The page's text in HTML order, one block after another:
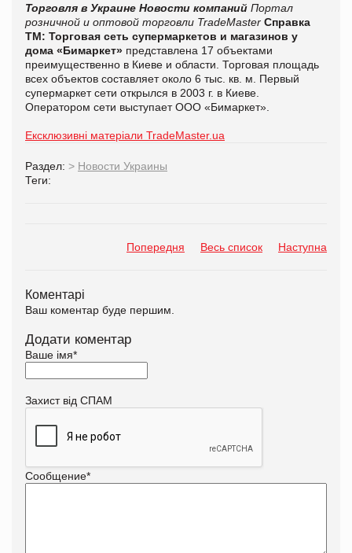
Торговля в Украине Новости компаний Портал
розничной и оптовой торговли TradeMaster Справка
ТМ: Торговая сеть супермаркетов и магазинов у
дома «Бимаркет» представлена 17 объектами
преимущественно в Киеве и области. Торговая площадь
всех объектов составляет около 6 тыс. кв. м. Первый
супермаркет сети открылся в 2003 г. в Киеве.
Оператором сети выступает ООО «Бимаркет».
Ексклюзивні матеріали TradeMaster.ua
Раздел: > Новости Украины
Теги:
Попередня Весь список Наступна
Коментарі
Ваш коментар буде першим.
Додати коментар
Ваше імя*
Захист від СПАМ
Сообщение*